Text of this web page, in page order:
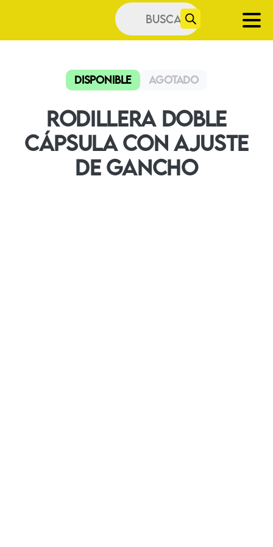
Búsqueda
de
productos
Disponible Agotado
Rodillera Doble
Cápsula Con Ajuste
De Gancho